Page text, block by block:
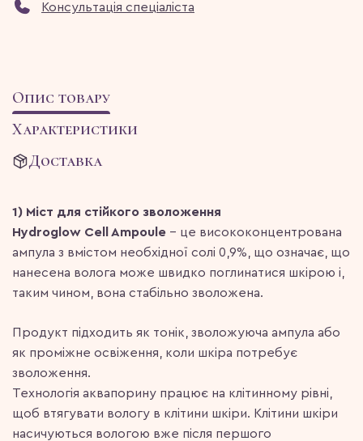
Консультація спеціаліста
Опис товару
Характеристики
Доставка
1) Міст для стійкого зволоження
Hydroglow Cell Ampoule – це висококонцентрована
ампула з вмістом необхідної солі 0,9%, що означає, що
нанесена волога може швидко поглинатися шкірою і,
таким чином, вона стабільно зволожена.
Продукт підходить як тонік, зволожуюча ампула або
як проміжне освіження, коли шкіра потребує
зволоження.
Технологія аквапорину працює на клітинному рівні,
щоб втягувати вологу в клітини шкіри. Клітини шкіри
насичуються вологою вже після першого